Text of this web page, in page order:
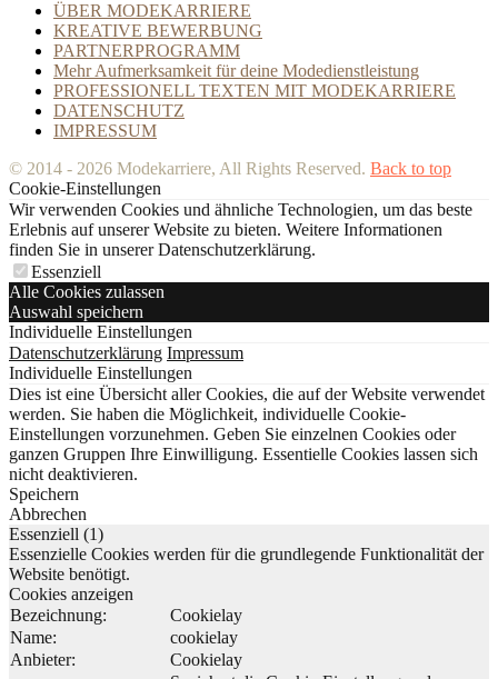
ÜBER MODEKARRIERE
KREATIVE BEWERBUNG
PARTNERPROGRAMM
Mehr Aufmerksamkeit für deine Modedienstleistung
PROFESSIONELL TEXTEN MIT MODEKARRIERE
DATENSCHUTZ
IMPRESSUM
© 2014 - 2026 Modekarriere, All Rights Reserved. Back to top
Cookie-Einstellungen
Wir verwenden Cookies und ähnliche Technologien, um das beste
Erlebnis auf unserer Website zu bieten. Weitere Informationen
finden Sie in unserer Datenschutzerklärung.
Essenziell
Alle Cookies zulassen
Auswahl speichern
Individuelle Einstellungen
Datenschutzerklärung Impressum
Individuelle Einstellungen
Dies ist eine Übersicht aller Cookies, die auf der Website verwendet
werden. Sie haben die Möglichkeit, individuelle Cookie-
Einstellungen vorzunehmen. Geben Sie einzelnen Cookies oder
ganzen Gruppen Ihre Einwilligung. Essentielle Cookies lassen sich
nicht deaktivieren.
Speichern
Abbrechen
Essenziell (1)
Essenzielle Cookies werden für die grundlegende Funktionalität der
Website benötigt.
Cookies anzeigen
Bezeichnung:
Cookielay
Name:
cookielay
Anbieter:
Cookielay